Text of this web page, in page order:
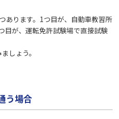
あります。1つ目が、自動車教習所
目が、運転免許試験場で直接試験
しょう。
う場合